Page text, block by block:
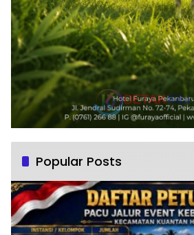
Popular Posts